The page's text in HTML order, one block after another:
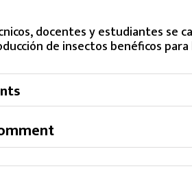
docentes y estudiantes se
de insectos benéficos